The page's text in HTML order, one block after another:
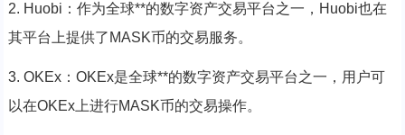
2. Huobi：作为全球**的数字资产交易平台之一，Huobi也在
其平台上提供了MASK币的交易服务。
3. OKEx：OKEx是全球**的数字资产交易平台之一，用户可
以在OKEx上进行MASK币的交易操作。